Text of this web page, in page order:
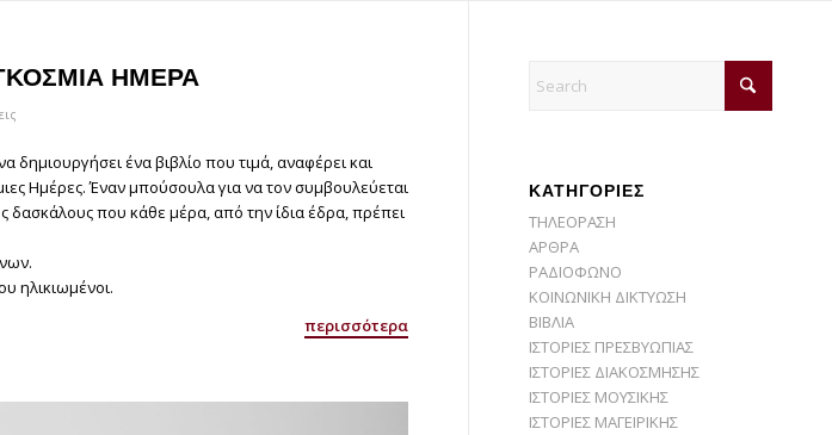
ΗΜΕΡΑ
δημιουργήσει ένα βιβλίο που τιμά, αναφέρει και
Ημέρες. Έναν μπούσουλα για να τον συμβουλεύεται
δασκάλους που κάθε μέρα, από την ίδια έδρα, πρέπει
ηλικιωμένοι.
περισσότερα
KΑΤΗΓΟΡΙΕΣ
ΤΗΛΕΟΡΑΣΗ
ΑΡΘΡΑ
ΡΑΔΙΟΦΩΝΟ
ΚΟΙΝΩΝΙΚΗ ΔΙΚΤΥΩΣΗ
ΒΙΒΛΙΑ
ΙΣΤΟΡΙΕΣ ΠΡΕΣΒΥΩΠΙΑΣ
ΙΣΤΟΡΙΕΣ ΔΙΑΚΟΣΜΗΣΗΣ
ΙΣΤΟΡΙΕΣ ΜΟΥΣΙΚΗΣ
ΙΣΤΟΡΙΕΣ ΜΑΓΕΙΡΙΚΗΣ